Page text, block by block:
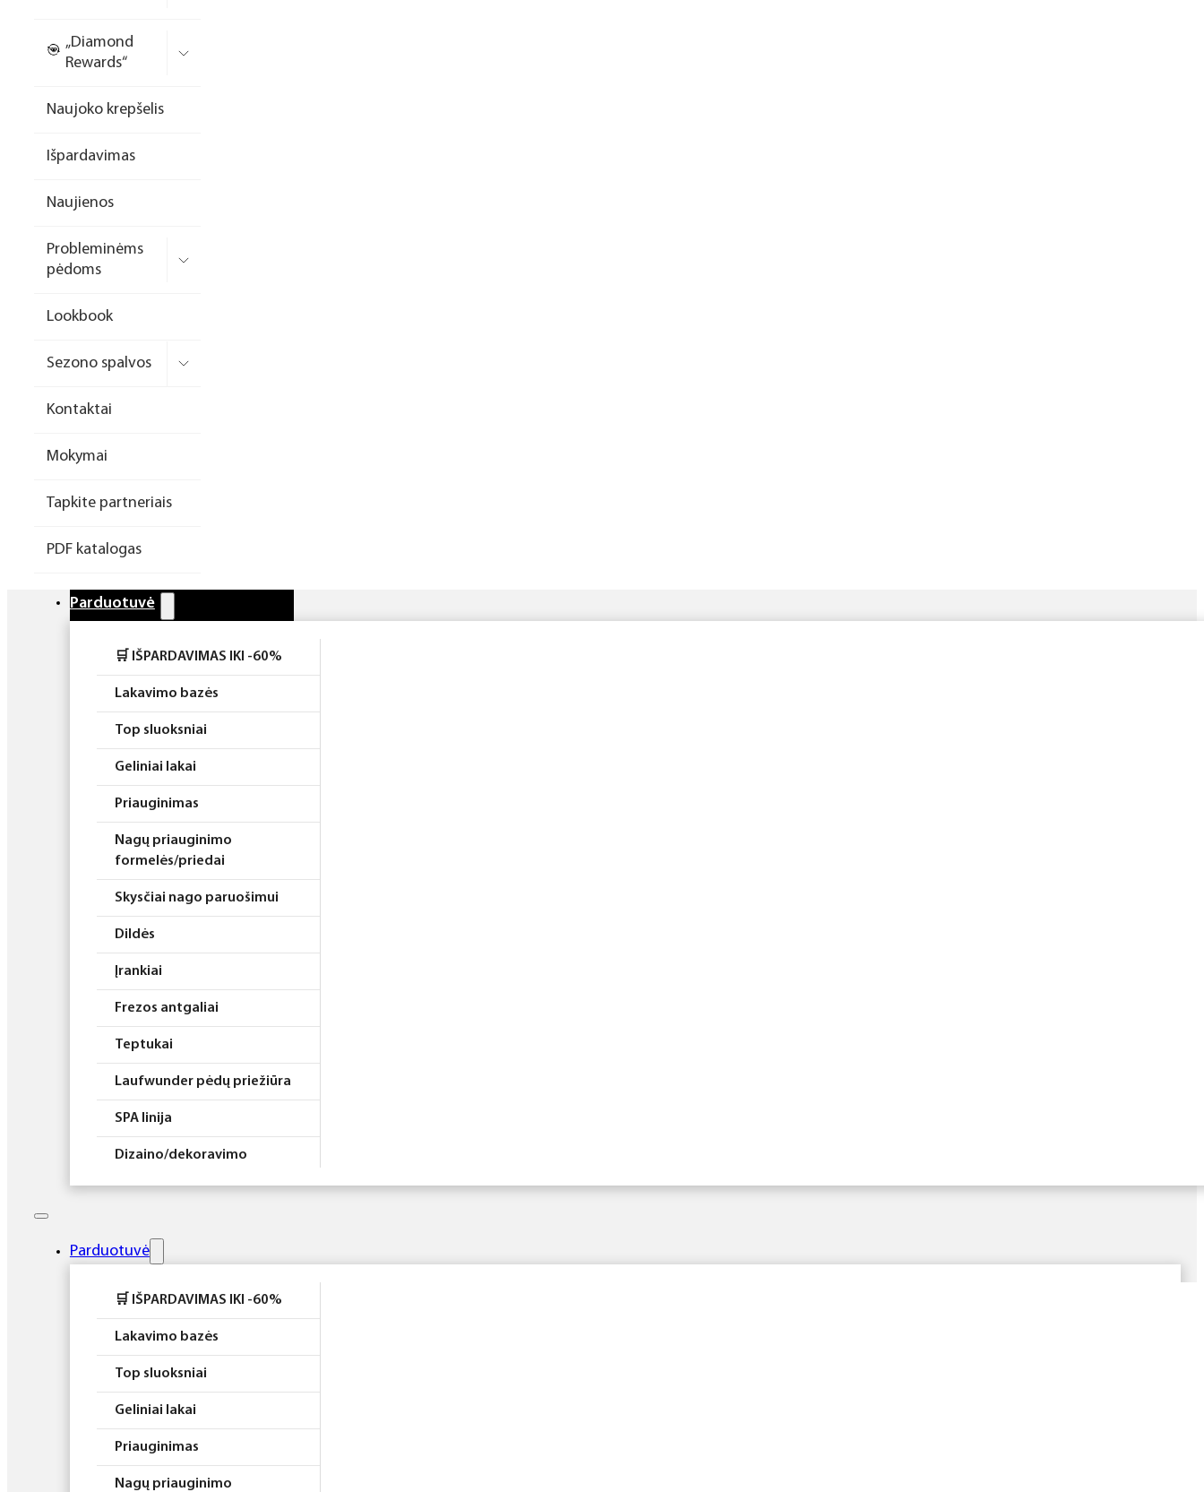
formelės/priedai
Dildės
Įrankiai
Laufwunder pėdų priežiūra
priemonės
Rinkiniai
„Diamond
Rewards“
Naujoko krepšelis
Išpardavimas
Naujienos
Probleminėms
pėdoms
Lookbook
Sezono spalvos
Kontaktai
Mokymai
Tapkite partneriais
PDF katalogas
Parduotuvė
🛒 IŠPARDAVIMAS IKI -60%
Lakavimo bazės
Top sluoksniai
Geliniai lakai
Priauginimas
Nagų priauginimo
formelės/priedai
Skysčiai nago paruošimui
Dildės
Įrankiai
Frezos antgaliai
Teptukai
Laufwunder pėdų priežiūra
SPA linija
Dizaino/dekoravimo
Higiena
Rinkiniai
Parduotuvė
🛒 IŠPARDAVIMAS IKI -60%
Lakavimo bazės
Top sluoksniai
Geliniai lakai
Priauginimas
Nagų priauginimo